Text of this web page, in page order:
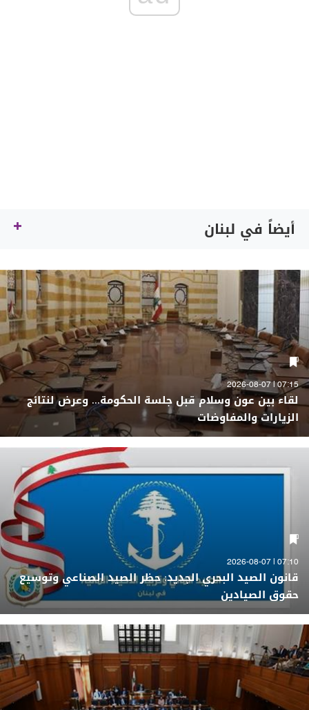
أيضاً في لبنان
07:15 | 2026-08-07
لقاء بين عون وسلام قبل جلسة الحكومة... وعرض لنتائج
الزيارات والمفاوضات
07:10 | 2026-08-07
قانون الصيد البحري الجديد: حظر الصيد الصناعي وتوسيع
حقوق الصيادين